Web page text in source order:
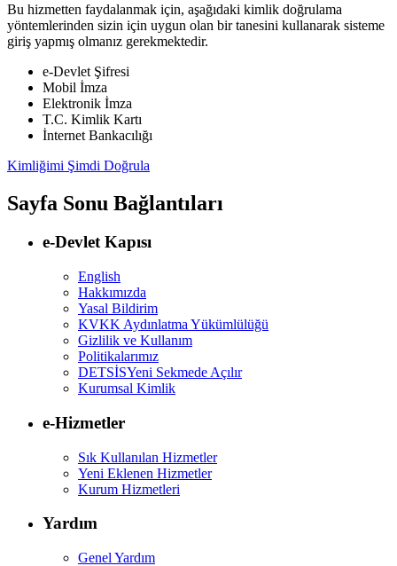
Bu hizmetten faydalanmak için, aşağıdaki kimlik doğrulama
yöntemlerinden sizin için uygun olan bir tanesini kullanarak sisteme
giriş yapmış olmanız gerekmektedir.
e-Devlet Şifresi
Mobil İmza
Elektronik İmza
T.C. Kimlik Kartı
İnternet Bankacılığı
Kimliğimi Şimdi Doğrula
Sayfa Sonu Bağlantıları
e-Devlet Kapısı
English
Hakkımızda
Yasal Bildirim
KVKK Aydınlatma Yükümlülüğü
Gizlilik ve Kullanım
Politikalarımız
DETSİSYeni Sekmede Açılır
Kurumsal Kimlik
e-Hizmetler
Sık Kullanılan Hizmetler
Yeni Eklenen Hizmetler
Kurum Hizmetleri
Yardım
Genel Yardım